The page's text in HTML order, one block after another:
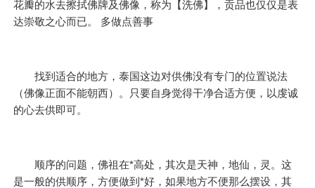
花瓣的水去擦拭佛牌及佛像，称为【洗佛】，贡品也仅仅是表
达崇敬之心而已。 多做点善事
找到适合的地方，泰国这边对供佛没有专门的位置说法
（佛像正面不能朝西）。只要自身觉得干净合适方便，以虔诚
的心去供即可。
顺序的问题，佛祖在*高处，其次是天神，地仙，灵。这
是一般的供顺序，方便做到*好，如果地方不便那么摆设，其